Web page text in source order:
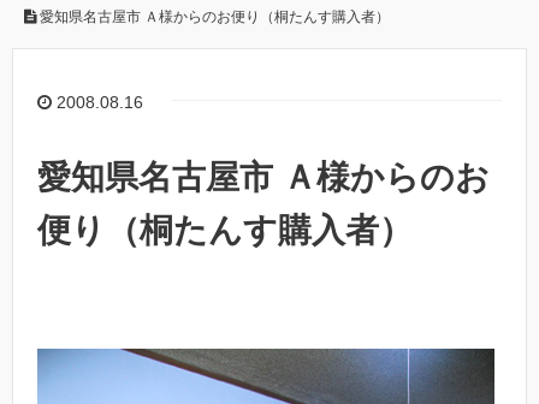
愛知県名古屋市 Ａ様からのお便り（桐たんす購入者）
2008.08.16
愛知県名古屋市 Ａ様からのお
便り（桐たんす購入者）